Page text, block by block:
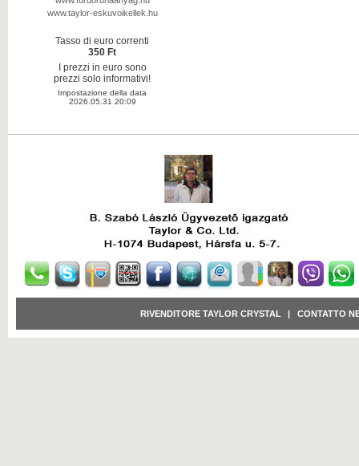
www.taylor-eskuvoikellek.hu
Tasso di euro correnti
350 Ft
I prezzi in euro sono
prezzi solo informativi!
Impostazione della data
2026.05.31 20:09
RIVENDITORE TAYLOR CRYSTAL CONTATTO